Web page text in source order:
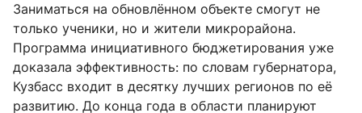
Заниматься на обновлённом объекте смогут не
только ученики, но и жители микрорайона.
Программа инициативного бюджетирования уже
доказала эффективность: по словам губернатора,
Кузбасс входит в десятку лучших регионов по её
развитию. До конца года в области планируют